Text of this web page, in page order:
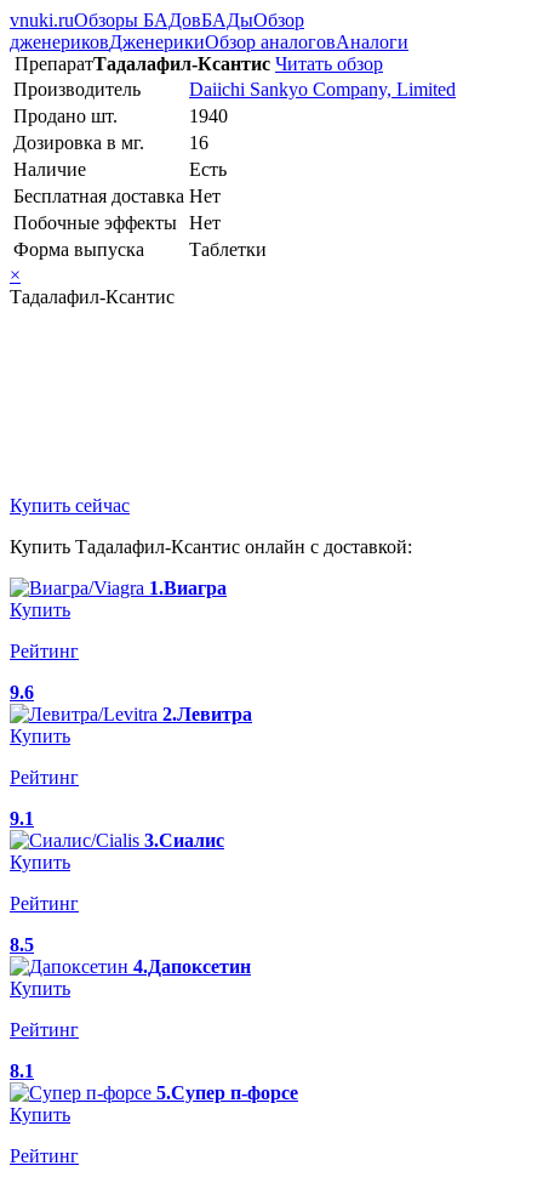
vnuki.ruОбзоры БАДовБАДыОбзор
дженериковДженерикиОбзор аналоговАналоги
ПрепаратТадалафил-Ксантис Читать обзор
Производитель
Daiichi Sankyo Company, Limited
Продано шт.
1940
Дозировка в мг.
16
Наличие
Есть
Бесплатная доставка Нет
Побочные эффекты Нет
Форма выпуска
Таблетки
×
Тадалафил-Ксантис
Купить сейчас
Купить Тадалафил-Ксантис онлайн с доставкой:
1.Виагра
Купить
Рейтинг
9.6
2.Левитра
Купить
Рейтинг
9.1
3.Сиалис
Купить
Рейтинг
8.5
4.Дапоксетин
Купить
Рейтинг
8.1
5.Супер п-форсе
Купить
Рейтинг